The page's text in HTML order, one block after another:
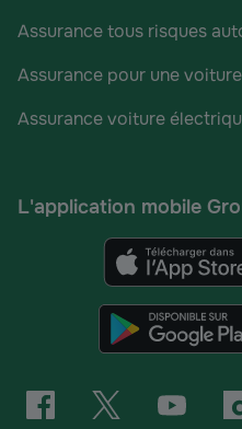
Assurance tous risques
Assurance pour une
Assurance voiture
L'application mobile